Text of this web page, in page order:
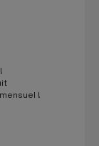
!